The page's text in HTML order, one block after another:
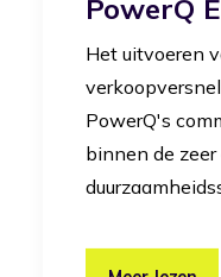
PowerQ
Het uitvoeren
PowerQ's
binnen de